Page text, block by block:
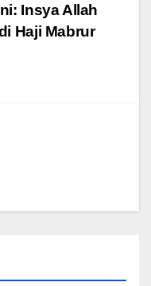
Insya Allah
Haji Mabrur